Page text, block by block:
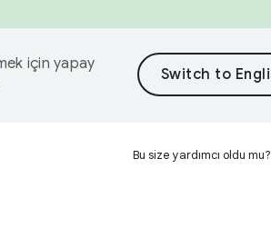
için yapay
Bu size yardımcı oldu mu?